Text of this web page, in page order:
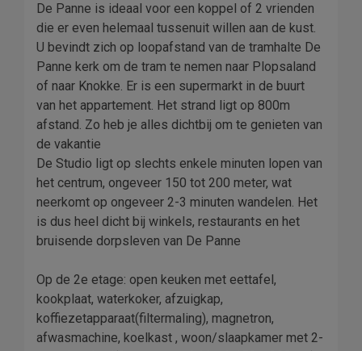
De Panne is ideaal voor een koppel of 2 vrienden
die er even helemaal tussenuit willen aan de kust.
U bevindt zich op loopafstand van de tramhalte De
Panne kerk om de tram te nemen naar Plopsaland
of naar Knokke. Er is een supermarkt in de buurt
van het appartement. Het strand ligt op 800m
afstand. Zo heb je alles dichtbij om te genieten van
de vakantie
De Studio ligt op slechts enkele minuten lopen van
het centrum, ongeveer 150 tot 200 meter, wat
neerkomt op ongeveer 2-3 minuten wandelen. Het
is dus heel dicht bij winkels, restaurants en het
bruisende dorpsleven van De Panne
Op de 2e etage: open keuken met eettafel,
kookplaat, waterkoker, afzuigkap,
koffiezetapparaat(filtermaling), magnetron,
afwasmachine, koelkast , woon/slaapkamer met 2-